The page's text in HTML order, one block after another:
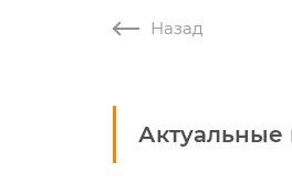
Назад
Актуальные